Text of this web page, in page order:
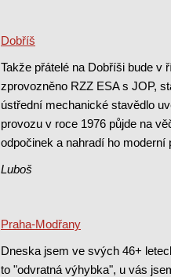
Dobříš
Takže přátelé na Dobříši bude v
zprovozněno RZZ ESA s JOP,
ústřední mechanické stavědlo
provozu v roce 1976 půjde na
odpočinek a nahradí ho moderní
Luboš
Praha-Modřany
Dneska jsem ve svých 46+
to "odvratná výhybka", u vás